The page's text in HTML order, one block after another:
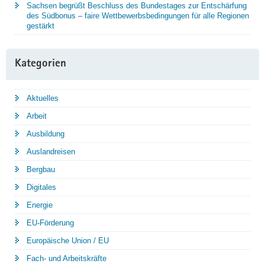
Sachsen begrüßt Beschluss des Bundestages zur Entschärfung
des Südbonus – faire Wettbewerbsbedingungen für alle Regionen
gestärkt
Kategorien
Aktuelles
Arbeit
Ausbildung
Auslandreisen
Bergbau
Digitales
Energie
EU-Förderung
Europäische Union / EU
Fach- und Arbeitskräfte